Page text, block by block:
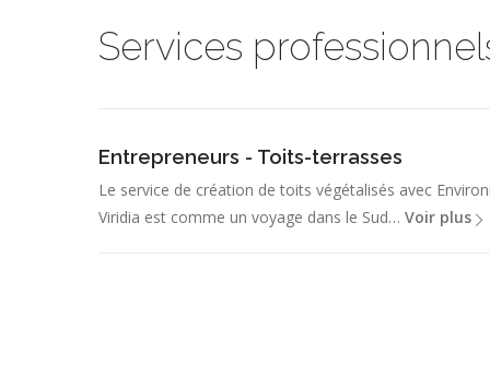
Services
Entrepreneurs - Toits-terrasses
Le service de création de toits végétalisés avec
Viridia est comme un voyage dans le Sud… Voir plus